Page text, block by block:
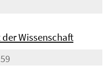
Wissenschaft